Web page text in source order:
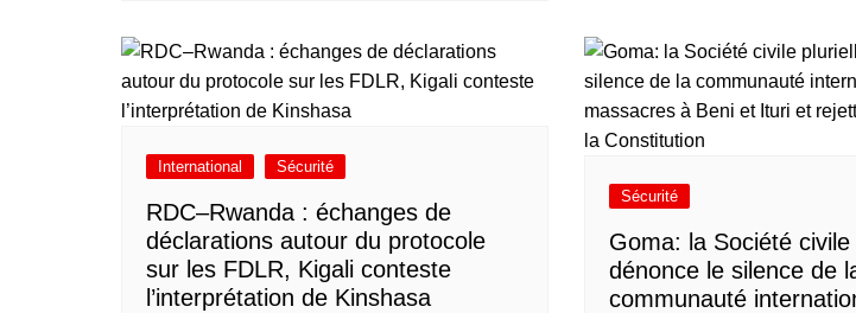
International Sécurité
RDC–Rwanda : échanges de
déclarations autour du protocole
sur les FDLR, Kigali conteste
l’interprétation de Kinshasa
Sécurité
Goma: la Société civile
dénonce le silence de
communauté